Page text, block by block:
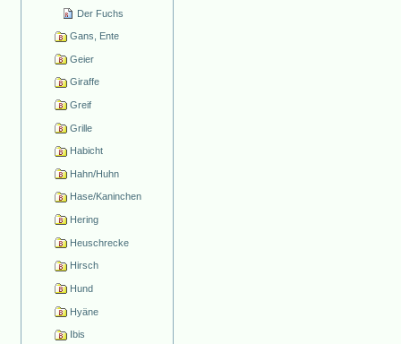
Der Fuchs
Gans, Ente
Geier
Giraffe
Greif
Grille
Habicht
Hahn/Huhn
Hase/Kaninchen
Hering
Heuschrecke
Hirsch
Hund
Hyäne
Ibis